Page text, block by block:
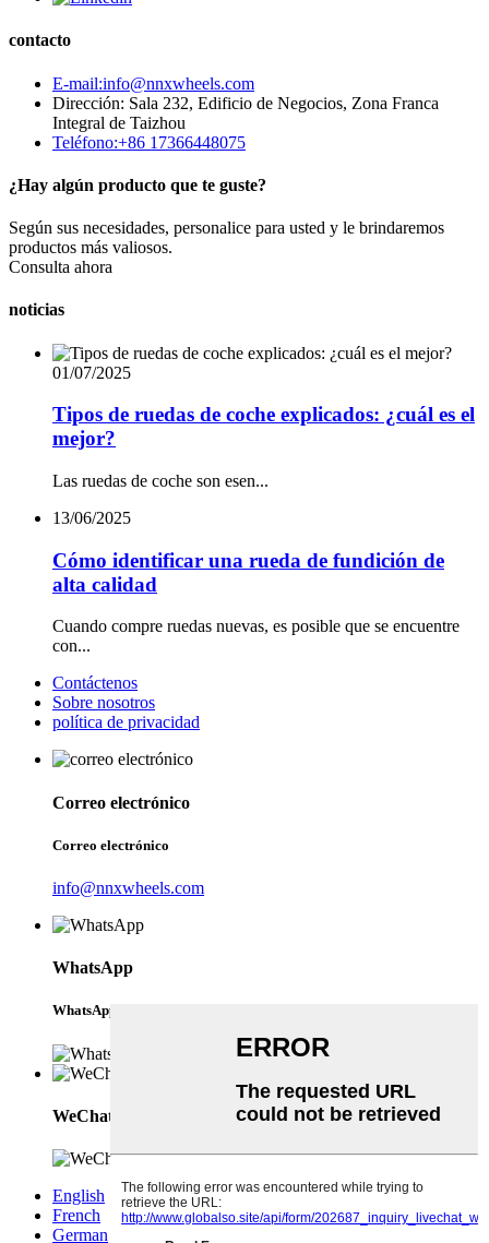
contacto
E-mail:info@nnxwheels.com
Dirección: Sala 232, Edificio de Negocios, Zona Franca
Integral de Taizhou
Teléfono:+86 17366448075
¿Hay algún producto que te guste?
Según sus necesidades, personalice para usted y le brindaremos
productos más valiosos.
Consulta ahora
noticias
01/07/2025
Tipos de ruedas de coche explicados: ¿cuál es el
mejor?
Las ruedas de coche son esen...
13/06/2025
Cómo identificar una rueda de fundición de
alta calidad
Cuando compre ruedas nuevas, es posible que se encuentre
con...
Contáctenos
Sobre nosotros
política de privacidad
Correo electrónico
Correo electrónico
info@nnxwheels.com
WhatsApp
WhatsApp
WeChat
English
French
German